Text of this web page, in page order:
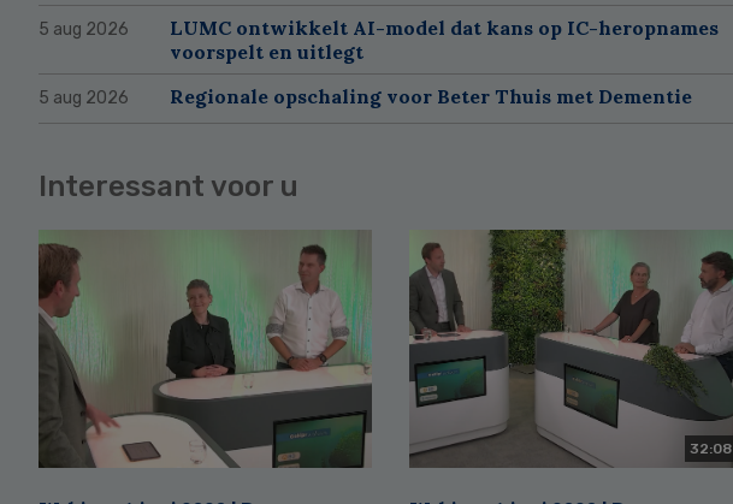
5 aug 2026
LUMC ontwikkelt AI-model dat kans op IC-heropnames
voorspelt en uitlegt
5 aug 2026 Regionale opschaling voor Beter Thuis met Dementie
Interessant voor u
32:08